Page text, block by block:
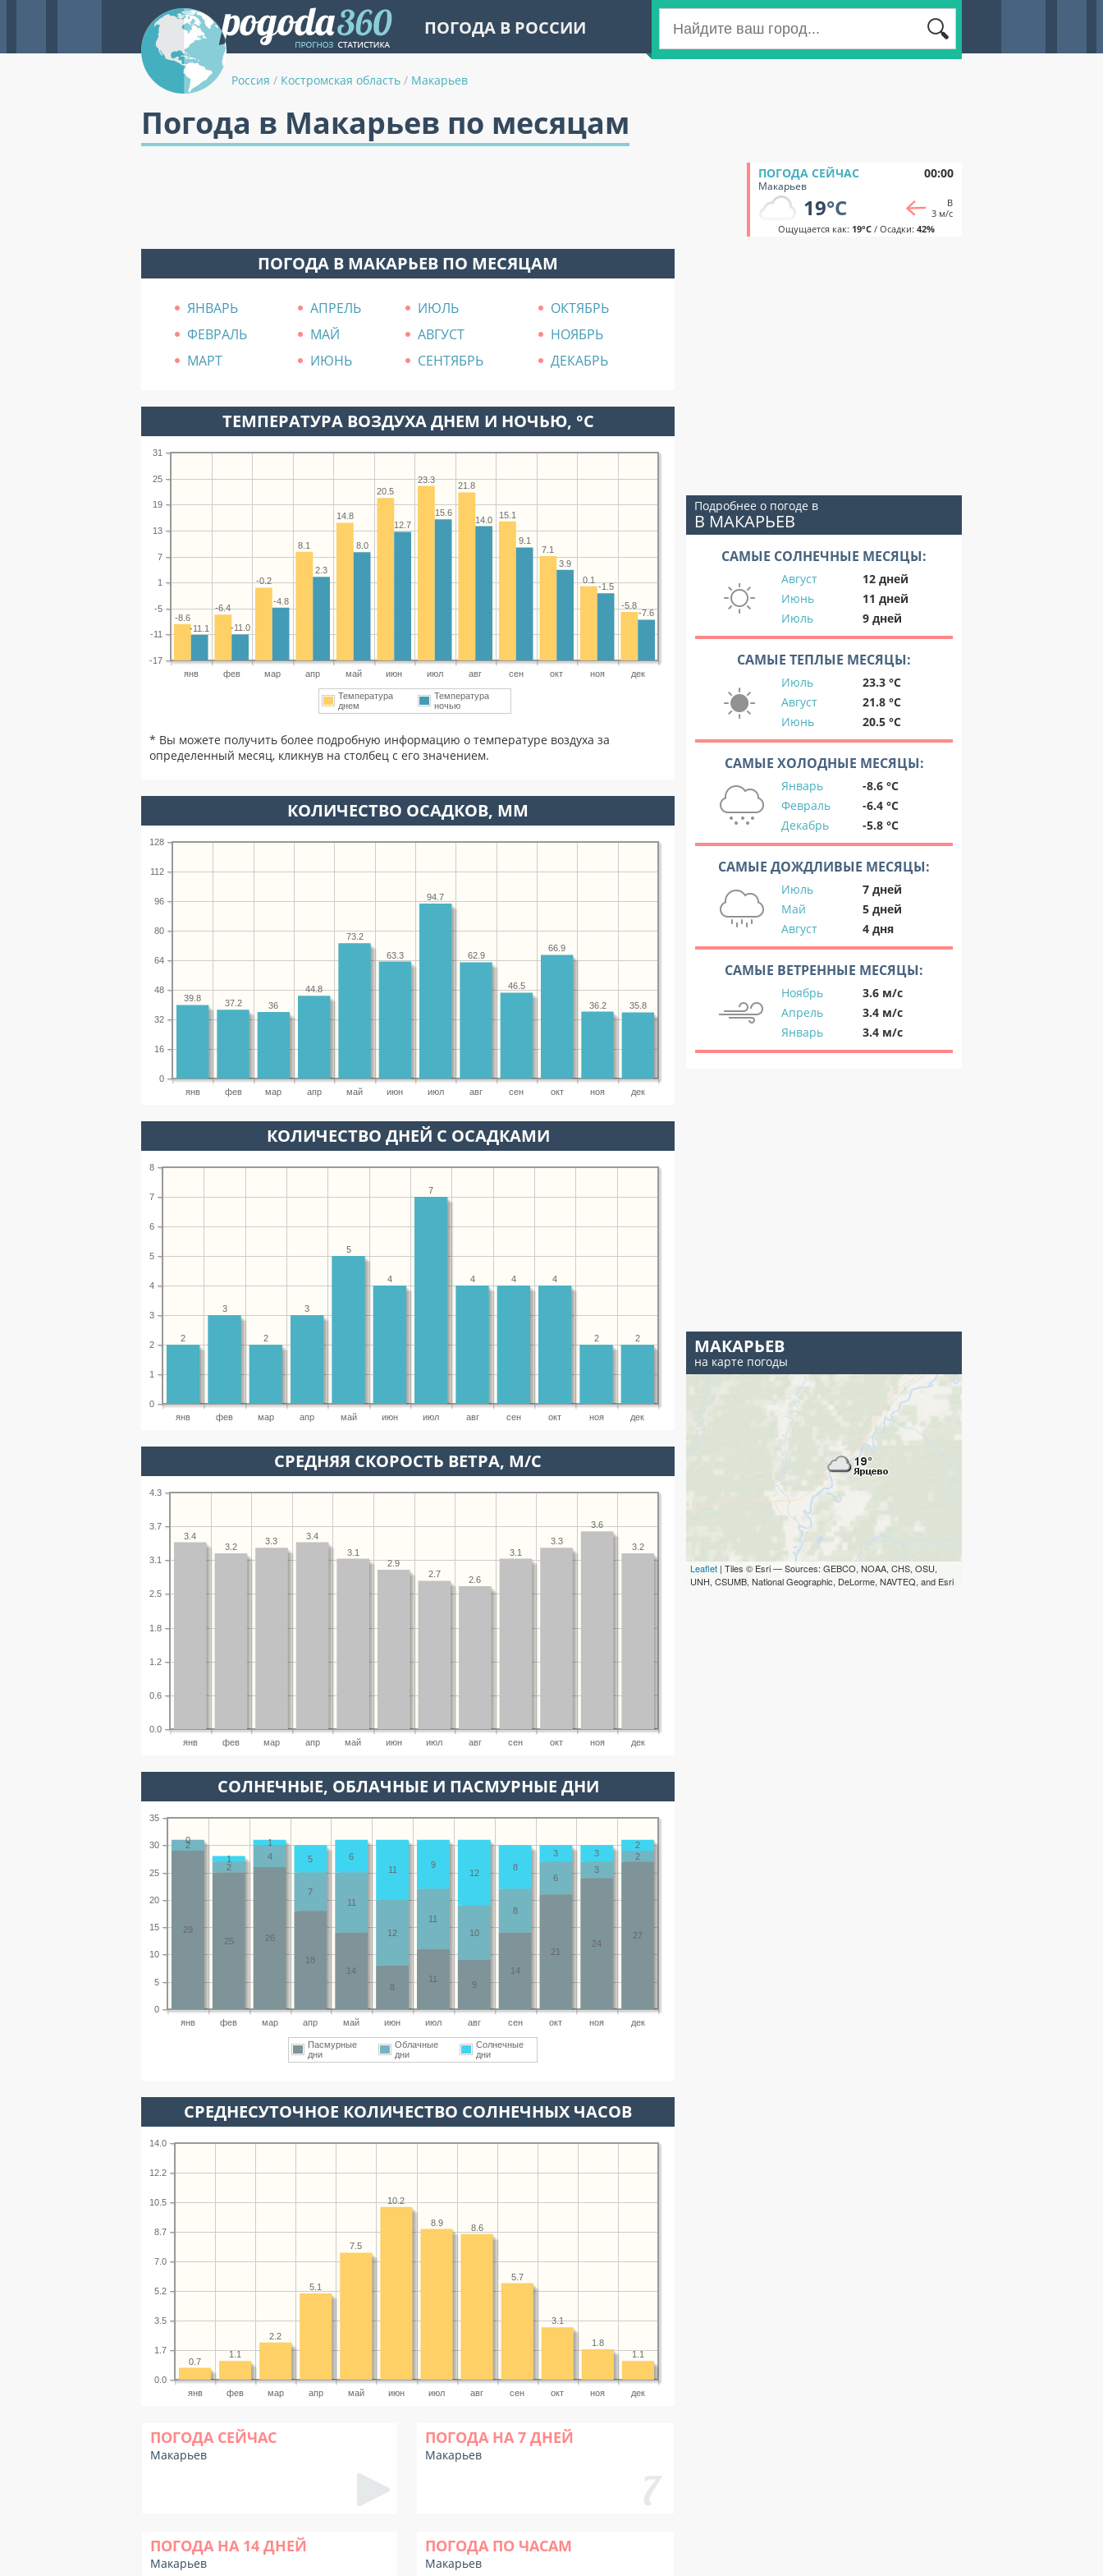
ПОГОДА В РОССИИ
Россия / Костромская область / Макарьев
Погода в Макарьев по месяцам
ПОГОДА СЕЙЧАС 00:00
Макарьев
19°C
В
3 м/с
Ощущается как: 19°C/ Осадки: 42%
ПОГОДА В МАКАРЬЕВ ПО МЕСЯЦАМ
ЯНВАРЬ АПРЕЛЬ ИЮЛЬ
ОКТЯБРЬ
ФЕВРАЛЬ
МАЙ АВГУСТ
НОЯБРЬ
МАРТ
ИЮНЬ СЕНТЯБРЬ ДЕКАБРЬ
ТЕМПЕРАТУРА ВОЗДУХА ДНЕМ И НОЧЬЮ, °C
янв фев мар апр май июн июл авг сен окт ноя дек
-17
-11
-5
1
7
13
19
25
31
-5.8
0.1
7.1
15.1
21.8
23.3
20.5
14.8
8.1
-0.2
-6.4
-8.6
-7.6
-1.5
3.9
9.1
14.0
15.6
12.7
8.0
2.3
-4.8
-11.0
-11.1
Температура
днем
Температура
ночью
* Вы можете получить более подробную информацию о температуре воздуха за
определенный месяц, кликнув на столбец с его значением.
КОЛИЧЕСТВО ОСАДКОВ, ММ
янв фев мар апр май июн июл авг сен окт ноя дек
0
16
32
48
64
80
96
112
128
35.8
36.2
66.9
46.5
62.9
94.7
63.3
73.2
44.8
36
37.2
39.8
КОЛИЧЕСТВО ДНЕЙ С ОСАДКАМИ
янв фев мар апр май июн июл авг сен окт ноя дек
0
1
2
3
4
5
6
7
8
2
2
4
4
4
7
4
5
3
2
3
2
СРЕДНЯЯ СКОРОСТЬ ВЕТРА, М/С
янв фев мар апр май июн июл авг сен окт ноя дек
0.0
0.6
1.2
1.8
2.5
3.1
3.7
4.3
3.2
3.6
3.3
3.1
2.6
2.7
2.9
3.1
3.4
3.3
3.2
3.4
CОЛНЕЧНЫЕ, ОБЛАЧНЫЕ И ПАСМУРНЫЕ ДНИ
янв фев мар апр май июн июл авг сен окт ноя дек
0
5
10
15
20
25
30
35
27
24
21
14
9
11
8
14
18
26
25
29
2
3
6
8
10
11
12
11
7
4
2
2
2
3
3
8
12
9
11
6
5
1
1
0
Пасмурные
дни
Облачные
дни
Солнечные
дни
СРЕДНЕСУТОЧНОЕ КОЛИЧЕСТВО СОЛНЕЧНЫХ ЧАСОВ
янв фев мар апр май июн июл авг сен окт ноя дек
0.0
1.7
3.5
5.2
7.0
8.7
10.5
12.2
14.0
1.1
1.8
3.1
5.7
8.6
8.9
10.2
7.5
5.1
2.2
1.1
0.7
ПОГОДА СЕЙЧАС
Макарьев
ПОГОДА НА 7 ДНЕЙ
Макарьев
ПОГОДА НА 14 ДНЕЙ
Макарьев
ПОГОДА ПО ЧАСАМ
Макарьев
Подробнее о погоде в
В МАКАРЬЕВ
САМЫЕ СОЛНЕЧНЫЕ МЕСЯЦЫ:
Август
12 дней
Июнь
11 дней
Июль
9 дней
САМЫЕ ТЕПЛЫЕ МЕСЯЦЫ:
Июль
23.3 °C
Август
21.8 °C
Июнь
20.5 °C
САМЫЕ ХОЛОДНЫЕ МЕСЯЦЫ:
Январь
-8.6 °C
Февраль
-6.4 °C
Декабрь
-5.8 °C
САМЫЕ ДОЖДЛИВЫЕ МЕСЯЦЫ:
Июль
7 дней
Май
5 дней
Август
4 дня
САМЫЕ ВЕТРЕННЫЕ МЕСЯЦЫ:
Ноябрь
3.6 м/с
Апрель
3.4 м/с
Январь
3.4 м/с
МАКАРЬЕВ
на карте погоды
Leaflet | Tiles © Esri — Sources: GEBCO, NOAA, CHS, OSU,
UNH, CSUMB, National Geographic, DeLorme, NAVTEQ, and Esri